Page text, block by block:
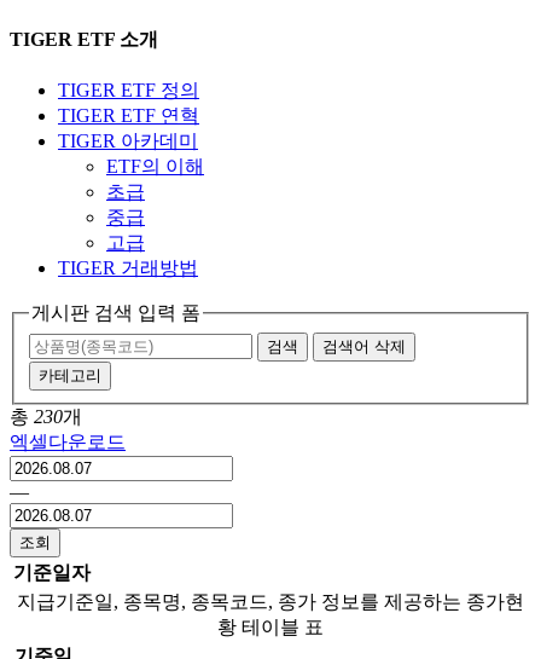
TIGER ETF 소개
TIGER ETF 정의
TIGER ETF 연혁
TIGER 아카데미
ETF의 이해
초급
중급
고급
TIGER 거래방법
게시판 검색 입력 폼
검색
검색어 삭제
카테고리
총 230개
엑셀다운로드
―
조회
기준일자
지급기준일, 종목명, 종목코드, 종가 정보를 제공하는 종가현
황 테이블 표